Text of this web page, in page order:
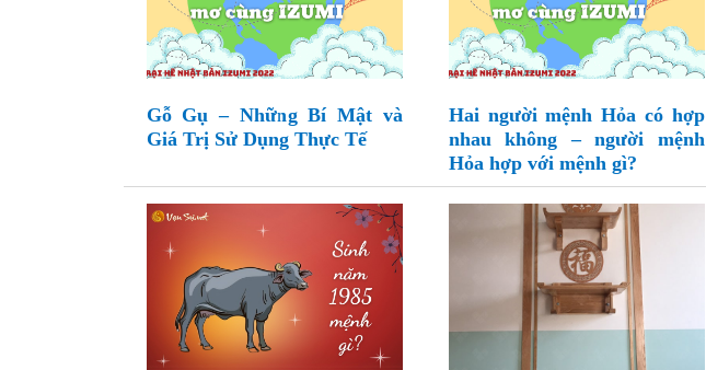
Gỗ Gụ – Những Bí Mật và
Giá Trị Sử Dụng Thực Tế
Hai người mệnh Hỏa có hợp
nhau không – người mệnh
Hỏa hợp với mệnh gì?